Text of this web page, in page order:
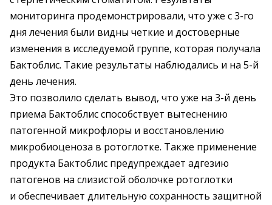
мониторинга продемонстрировали, что уже с 3-го
дня лечения были видны четкие и достоверные
изменения в исследуемой группе, которая получала
Бактоблис. Такие результаты наблюдались и на 5-й
день лечения.
Это позволило сделать вывод, что уже на 3-й день
приема Бактоблис способствует вытеснению
патогенной микрофлоры и восстановлению
микробиоценоза в ротоглотке. Также применение
продукта Бактоблис предупреждает адгезию
патогенов на слизистой оболочке ротоглотки
и обеспечивает длительную сохранность защитной